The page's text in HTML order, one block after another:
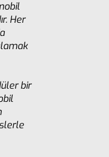
Her
bir